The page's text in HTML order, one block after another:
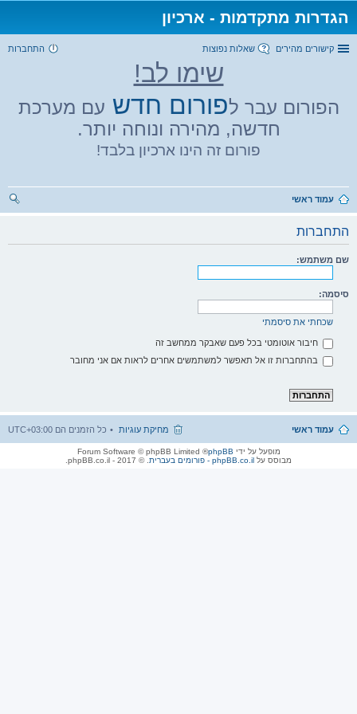
הגדרות מתקדמות - ארכיון
קישורים מהירים שאלות נפוצות התחברות
שימו לב!
הפורום עבר לפורום חדש עם מערכת
חדשה, מהירה ונוחה יותר.
פורום זה הינו ארכיון בלבד!
עמוד ראשי
התחברות
שם משתמש:
סיסמה:
שכחתי את סיסמתי
חיבור אוטומטי בכל פעם שאבקר ממחשב זה
בהתחברות זו אל תאפשר למשתמשים אחרים לראות אם אני מחובר
עמוד ראשי כל הזמנים הם UTC+03:00 מחיקת עוגיות
מופעל על ידי phpBB
® Forum Software © phpBB Limited
מבוסס על phpBB.co.il - פורומים בעברית . © 2017 - phpBB.co.il.